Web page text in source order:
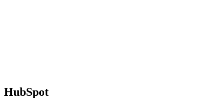
HubSpot